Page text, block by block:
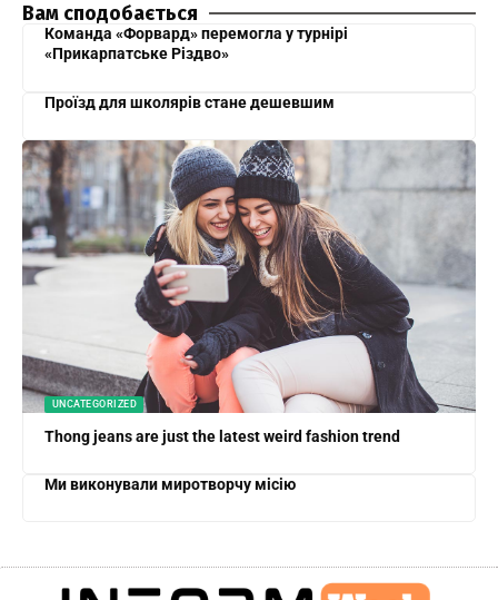
Вам сподобається
Команда «Форвард» перемогла у турнірі
«Прикарпатське Різдво»
Проїзд для школярів стане дешевшим
UNCATEGORIZED
Thong jeans are just the latest weird fashion trend
Ми виконували миротворчу місію